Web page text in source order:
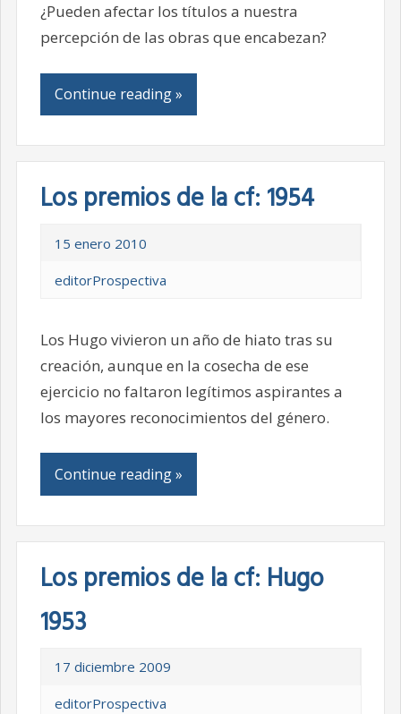
¿Pueden afectar los títulos a nuestra
percepción de las obras que encabezan?
Continue reading »
Los premios de la cf: 1954
15 enero 2010
editorProspectiva
Los Hugo vivieron un año de hiato tras su
creación, aunque en la cosecha de ese
ejercicio no faltaron legítimos aspirantes a
los mayores reconocimientos del género.
Continue reading »
Los premios de la cf: Hugo
1953
17 diciembre 2009
editorProspectiva